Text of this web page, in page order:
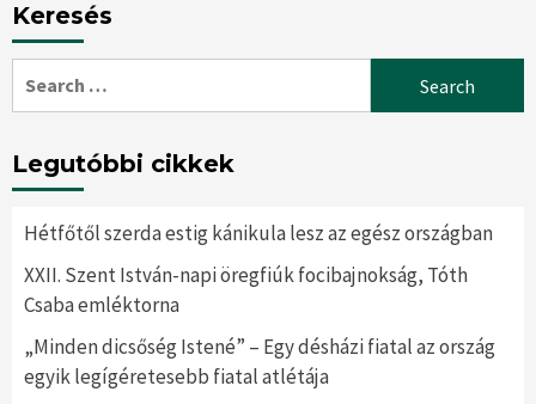
Keresés
Legutóbbi cikkek
Hétfőtől szerda estig kánikula lesz az egész országban
XXII. Szent István-napi öregfiúk focibajnokság, Tóth
Csaba emléktorna
„Minden dicsőség Istené” – Egy désházi fiatal az ország
egyik legígéretesebb fiatal atlétája